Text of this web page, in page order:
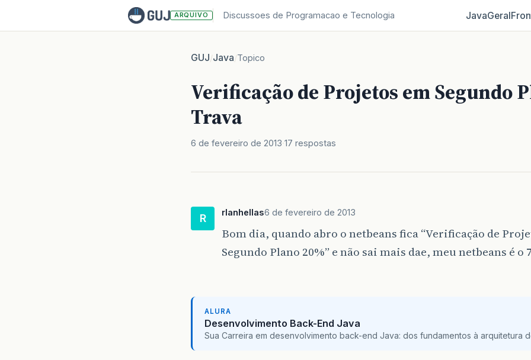
ARQUIVO Discussoes de Programacao e Tecnologia JavaGeral
GUJ/Java/Topico
Verificação de Projetos em Segundo
Trava
6 de fevereiro de 2013 17 respostas
R rlanhellas6 de fevereiro de 2013
Bom dia, quando abro o netbeans fica “Verificação de
Segundo Plano 20%” e não sai mais dae, meu netbeans é o
ALURA
Desenvolvimento Back-End Java
Sua Carreira em desenvolvimento back-end Java: dos fundamentos à arquitetura